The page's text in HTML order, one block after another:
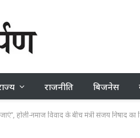
राजनीति बिजनेस
होली-नमाज विवाद के बीच मंत्री संजय निषाद का